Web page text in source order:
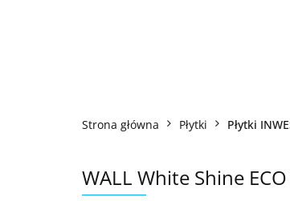
Strona główna Płytki Płytki
WALL White Shine